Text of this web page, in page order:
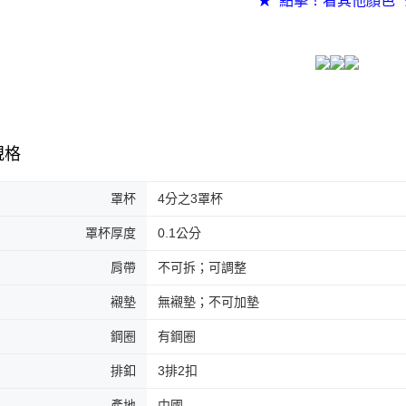
格
罩杯 4分之3罩杯
罩杯厚度 0.1公分
肩帶 不可拆；可調整
襯墊 無襯墊；不可加墊
鋼圈 有鋼圈
排釦 3排2扣